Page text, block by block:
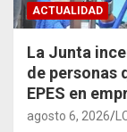
ACTUALIDAD
La Junta
de personas
EPES en
agosto 6, 2026